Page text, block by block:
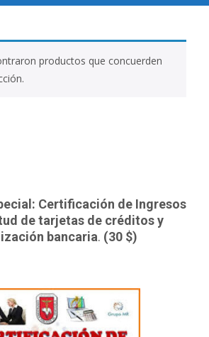
productos que concuerden
Certificación de Ingresos
de tarjetas de créditos y
bancaria. (30 $)